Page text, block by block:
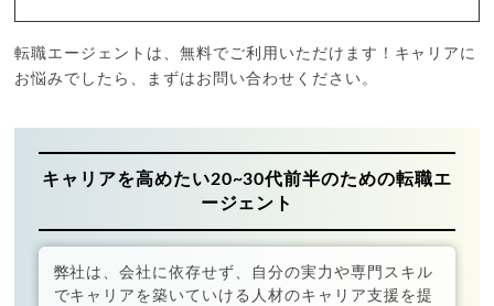
転職エージェントは、無料でご利用いただけます！キャリアに
お悩みでしたら、まずはお問い合わせください。
キャリアを高めたい20~30代前半のための転職エ
ージェント
弊社は、会社に依存せず、自分の実力や専門スキル
でキャリアを築いていける人材のキャリア支援を提